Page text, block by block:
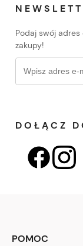
Podaj swój
zakupy!
DOŁĄCZ
POMOC